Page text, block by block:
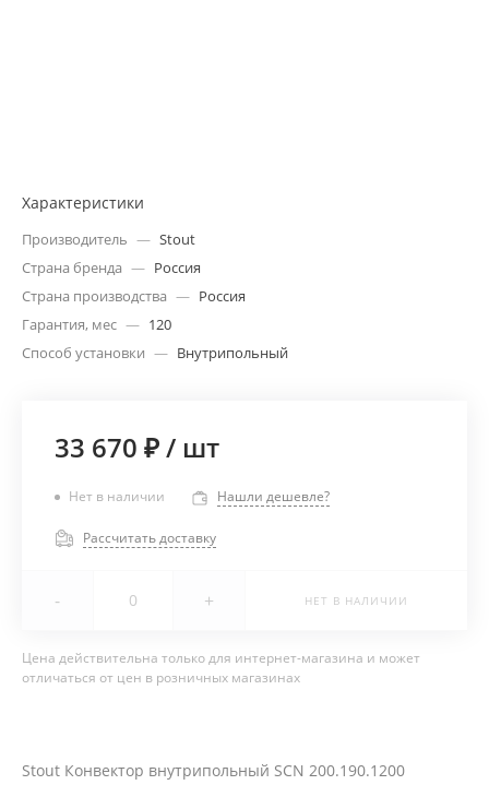
Характеристики
Производитель — Stout
Страна бренда — Россия
Страна производства — Россия
Гарантия, мес — 120
Способ установки — Внутрипольный
33 670 ₽/ шт
Нет в наличии Нашли дешевле?
Рассчитать доставку
- + НЕТ В НАЛИЧИИ
Цена действительна только для интернет-магазина и может
отличаться от цен в розничных магазинах
Stout Конвектор внутрипольный SCN 200.190.1200